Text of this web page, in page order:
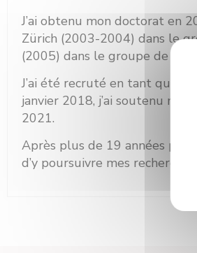
J’ai obtenu mon doctorat en
Zürich (2003-2004) dans le
(2005) dans le groupe de V.
J’ai été recruté en tant que
janvier 2018, j’ai soutenu
2021.
Après plus de 19 années
d’y poursuivre mes